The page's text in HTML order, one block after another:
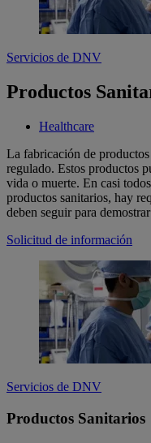
Servicios de DNV
Productos
Healthcare
La fabricación de
regulado. Estos productos
vida o muerte. En casi
productos sanitarios, hay
deben seguir para
Solicitud de información
Servicios de DNV
Productos Sanitarios